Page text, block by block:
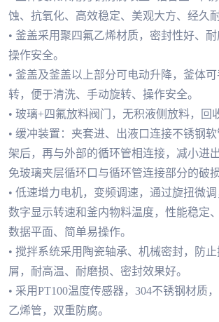
蚀、抗氧化、高效稳定、美观大方、经久耐
• 釜盖采用聚四氟乙烯材质，密封性好、耐
操作安全。
• 釜盖及釜盖以上部分可电动升降，釜体可
转，便于清洗、手动旋转、操作安全。
• 玻璃+四氟放料阀门，无积液侧放料，回
• 缓冲装置：夹套进、出液口连接不锈钢
架后，再与外部的循环管相连接，减小进
免玻璃夹层循环口与循环管连接部分的破损
• 低速增力电机，变频调速，通过旋扭微
数字显示转速和釜内物料温度，性能稳定
数据平面、简单易操作。
• 搅拌系统采用陶瓷轴承、机械密封，防
屑，耐高温、耐磨损、密封效果好。
• 采用PT100温度传感器，304不锈钢材质
乙烯管，双重防腐。